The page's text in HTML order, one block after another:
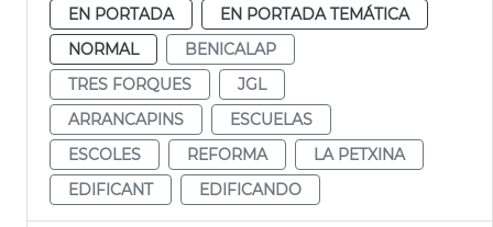
EN PORTADA
EN PORTADA TEMÁTICA
NORMAL
BENICALAP
TRES FORQUES
JGL
ARRANCAPINS
ESCUELAS
ESCOLES
REFORMA
LA PETXINA
EDIFICANT
EDIFICANDO